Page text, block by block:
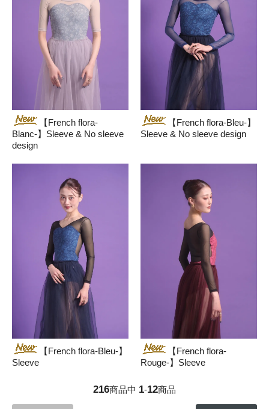
【French flora-
Blanc-】Sleeve & No sleeve
design
【French flora-Bleu-】
Sleeve & No sleeve design
【French flora-Bleu-】
Sleeve
【French flora-
Rouge-】Sleeve
216商品中 1-12商品